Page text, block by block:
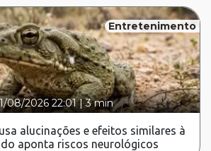
Entretenimento
08/2026 22:01|3 min
alucinações e efeitos similares à
aponta riscos neurológicos